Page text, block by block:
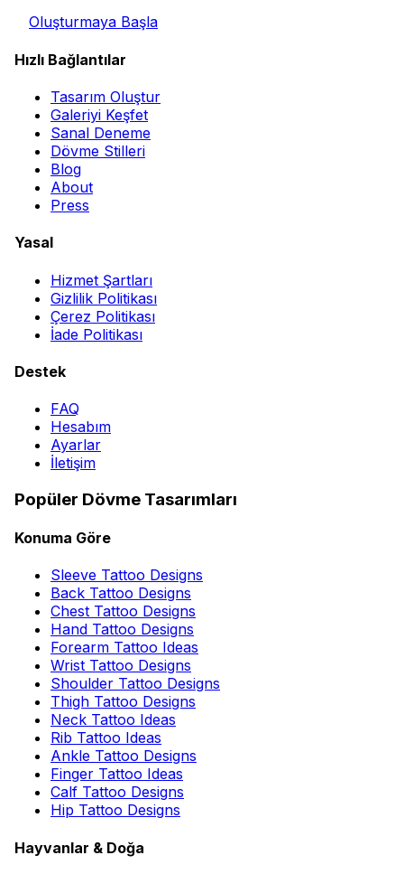
Oluşturmaya Başla
Hızlı Bağlantılar
Tasarım Oluştur
Galeriyi Keşfet
Sanal Deneme
Dövme Stilleri
Blog
About
Press
Yasal
Hizmet Şartları
Gizlilik Politikası
Çerez Politikası
İade Politikası
Destek
FAQ
Hesabım
Ayarlar
İletişim
Popüler Dövme Tasarımları
Konuma Göre
Sleeve Tattoo Designs
Back Tattoo Designs
Chest Tattoo Designs
Hand Tattoo Designs
Forearm Tattoo Ideas
Wrist Tattoo Designs
Shoulder Tattoo Designs
Thigh Tattoo Designs
Neck Tattoo Ideas
Rib Tattoo Ideas
Ankle Tattoo Designs
Finger Tattoo Ideas
Calf Tattoo Designs
Hip Tattoo Designs
Hayvanlar & Doğa